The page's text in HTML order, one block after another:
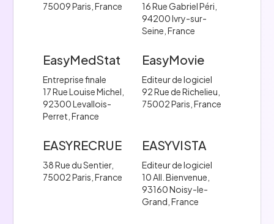
75009 Paris, France
16 Rue Gabriel Péri,
94200 Ivry-sur-
Seine, France
EasyMedStat
Entreprise finale
17 Rue Louise Michel,
92300 Levallois-
Perret, France
EasyMovie
Editeur de logiciel
92 Rue de Richelieu,
75002 Paris, France
EASYRECRUE
38 Rue du Sentier,
75002 Paris, France
EASYVISTA
Editeur de logiciel
10 All. Bienvenue,
93160 Noisy-le-
Grand, France